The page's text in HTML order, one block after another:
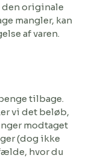
den originale
mangler, kan
af varen.
tilbage.
vi det beløb,
modtaget
(dog ikke
hvor du